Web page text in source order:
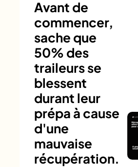
Avant de
commencer,
sache que
50% des
traileurs se
blessent
durant leur
prépa à cause
d'une
mauvaise
récupération.